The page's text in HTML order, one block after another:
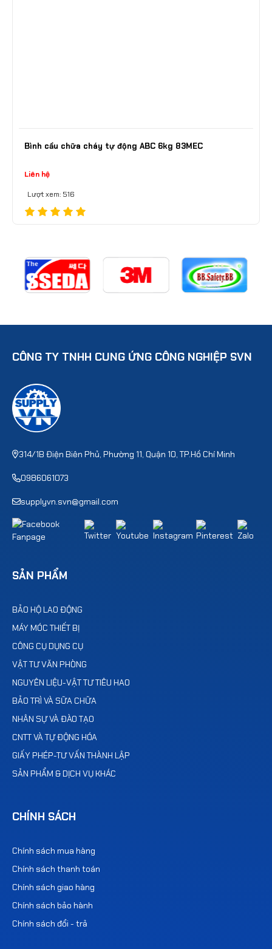
Bình cầu chữa cháy tự động ABC 6kg 83MEC
Liên hệ
Lượt xem: 516
CÔNG TY TNHH CUNG ỨNG CÔNG NGHIỆP SVN
314/1B Điện Biên Phủ, Phường 11, Quận 10, TP.Hồ Chí Minh
0986061073
supplyvn.svn@gmail.com
SẢN PHẨM
BẢO HỘ LAO ĐỘNG
MÁY MÓC THIẾT BỊ
CÔNG CỤ DỤNG CỤ
VẬT TƯ VĂN PHÒNG
NGUYÊN LIỆU-VẬT TƯ TIÊU HAO
BẢO TRÌ VÀ SỮA CHỮA
NHÂN SỰ VÀ ĐÀO TẠO
CNTT VÀ TỰ ĐỘNG HÓA
GIẤY PHÉP-TƯ VẤN THÀNH LẬP
SẢN PHẨM & DỊCH VỤ KHÁC
CHÍNH SÁCH
Chính sách mua hàng
Chính sách thanh toán
Chính sách giao hàng
Chính sách bảo hành
Chính sách đổi - trả